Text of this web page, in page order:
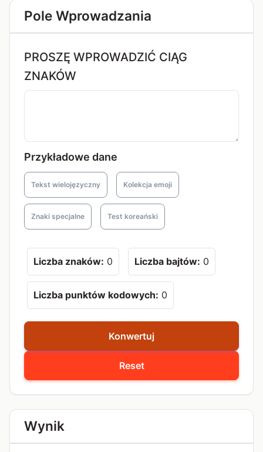
Pole Wprowadzania
PROSZĘ WPROWADZIĆ CIĄG
ZNAKÓW
Przykładowe dane
Tekst wielojęzyczny Kolekcja emoji
Znaki specjalne Test koreański
Liczba znaków: 0 Liczba bajtów: 0
Liczba punktów kodowych: 0
Reset
Konwertuj
Wynik